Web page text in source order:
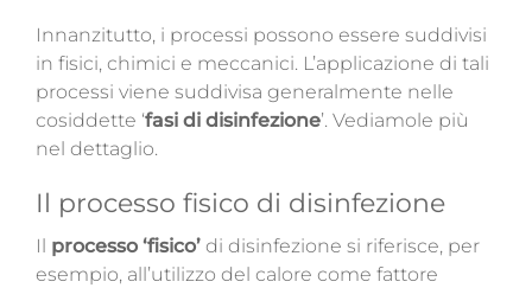
Innanzitutto, i processi possono essere suddivisi
in fisici, chimici e meccanici. L’applicazione di tali
processi viene suddivisa generalmente nelle
cosiddette ‘fasi di disinfezione’. Vediamole più
nel dettaglio.
Il processo fisico di disinfezione
Il processo ‘fisico’ di disinfezione si riferisce, per
esempio, all’utilizzo del calore come fattore